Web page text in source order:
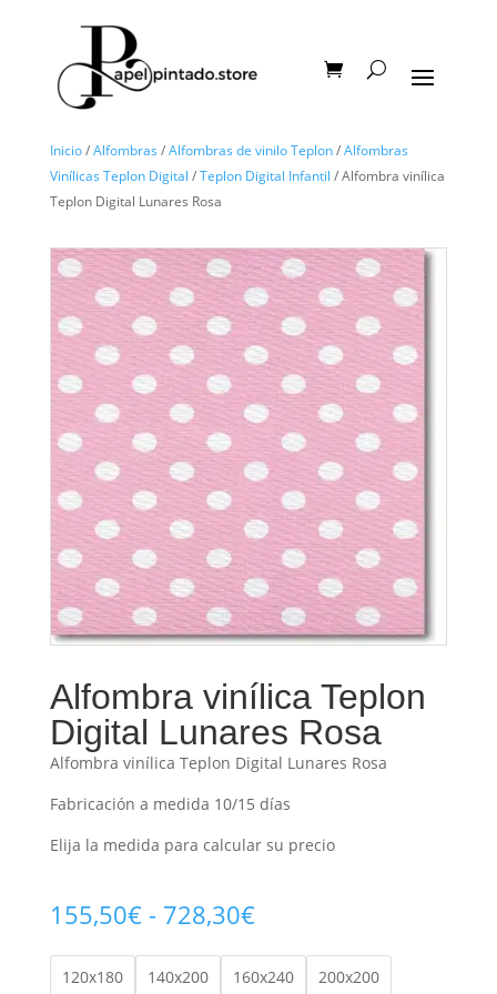
Inicio/Alfombras /Alfombras de vinilo Teplon/Alfombras
Vinílicas Teplon Digital /Teplon Digital Infantil / Alfombra vinílica
Teplon Digital Lunares Rosa
Alfombra vinílica Teplon
Digital Lunares Rosa
Alfombra vinílica Teplon Digital Lunares Rosa
Fabricación a medida 10/15 días
Elija la medida para calcular su precio
155,50€ - 728,30€Rango
precios:
120x180 140x200 160x240 200x200